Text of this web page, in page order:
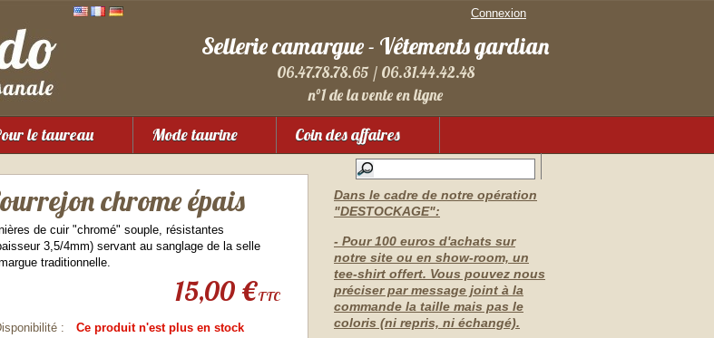
Sellerie camargue - Vêtements gardian
06.47.78.78.65 / 06.31.44.42.48
n°1 de la vente en ligne
le taureau Mode taurine Coin des affaires
Connexion
chrome épais
de cuir "chromé" souple, résistantes
3,5/4mm) servant au sanglage de la selle
traditionnelle.
15,00 €TTC
: Ce produit n'est plus en stock
Dans le cadre de notre opération
"DESTOCKAGE":
- Pour 100 euros d'achats sur
notre site ou en show-room, un
tee-shirt offert. Vous pouvez nous
préciser par message joint à la
commande la taille mais pas le
coloris (ni repris, ni échangé).